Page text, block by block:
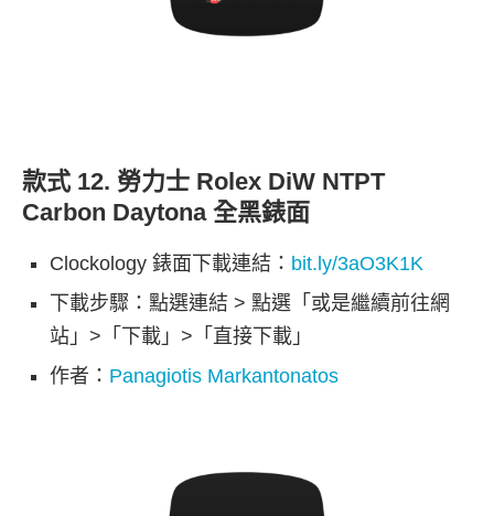
款式 12. 勞力士 Rolex DiW NTPT
Carbon Daytona 全黑錶面
Clockology 錶面下載連結： bit.ly/3aO3K1K
下載步驟：點選連結 > 點選「或是繼續前往網
站」>「下載」>「直接下載」
作者： Panagiotis Markantonatos